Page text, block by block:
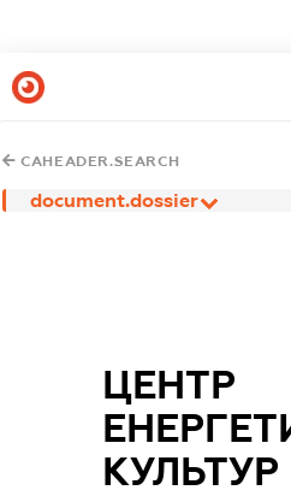
CAHEADER.SEARCH
document.dossier
ЦЕНТР
КУЛЬТУР